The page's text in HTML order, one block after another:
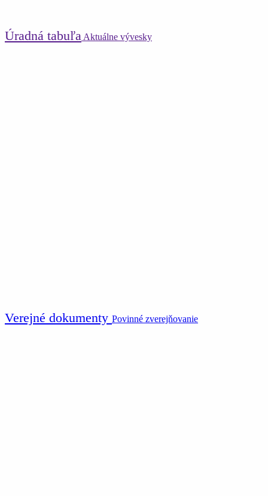
Úradná tabuľa Aktuálne vývesky
Verejné dokumenty Povinné zverejňovanie